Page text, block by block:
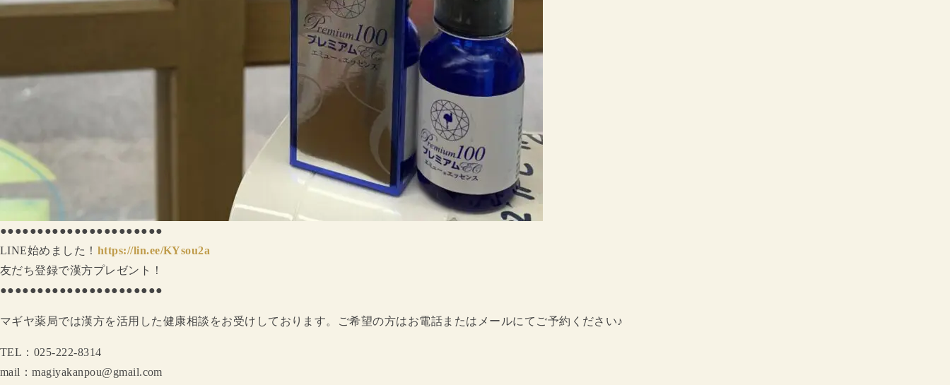
●●●●●●●●●●●●●●●●●●●●●●
LINE始めました！ https://lin.ee/KYsou2a
友だち登録で漢方プレゼント！
●●●●●●●●●●●●●●●●●●●●●●
マギヤ薬局では漢方を活用した健康相談をお受けしております。ご希望の方はお電話またはメールにてご予約ください♪
TEL：025-222-8314
mail：magiyakanpou@gmail.com